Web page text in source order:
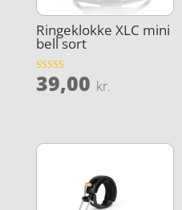
Ringeklokke XLC mini
bell sort
Vurderet
4.4
39,00 kr.